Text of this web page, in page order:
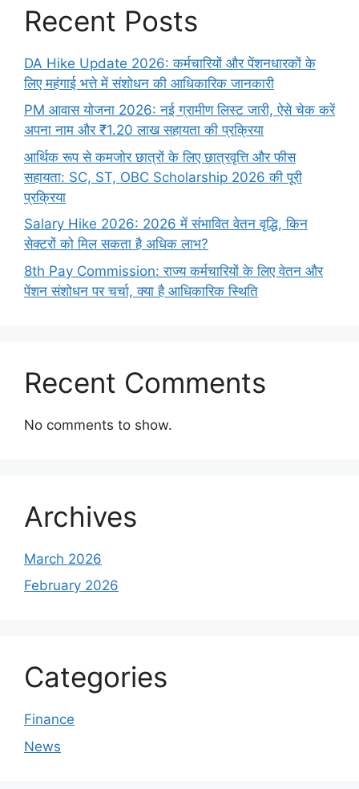
Recent Posts
DA Hike Update 2026: कर्मचारियों और पेंशनधारकों के
लिए महंगाई भत्ते में संशोधन की आधिकारिक जानकारी
PM आवास योजना 2026: नई ग्रामीण लिस्ट जारी, ऐसे चेक करें
अपना नाम और ₹1.20 लाख सहायता की प्रक्रिया
आर्थिक रूप से कमजोर छात्रों के लिए छात्रवृत्ति और फीस
सहायता: SC, ST, OBC Scholarship 2026 की पूरी
प्रक्रिया
Salary Hike 2026: 2026 में संभावित वेतन वृद्धि, किन
सेक्टरों को मिल सकता है अधिक लाभ?
8th Pay Commission: राज्य कर्मचारियों के लिए वेतन और
पेंशन संशोधन पर चर्चा, क्या है आधिकारिक स्थिति
Recent Comments
No comments to show.
Archives
March 2026
February 2026
Categories
Finance
News